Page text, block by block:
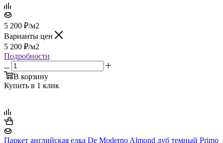
5 200 ₽/м2
Варианты цен
5 200 ₽/м2
Подробности
В корзину
Купить в 1 клик
Паркет английская елка De Moderno Almond дуб темный Primo